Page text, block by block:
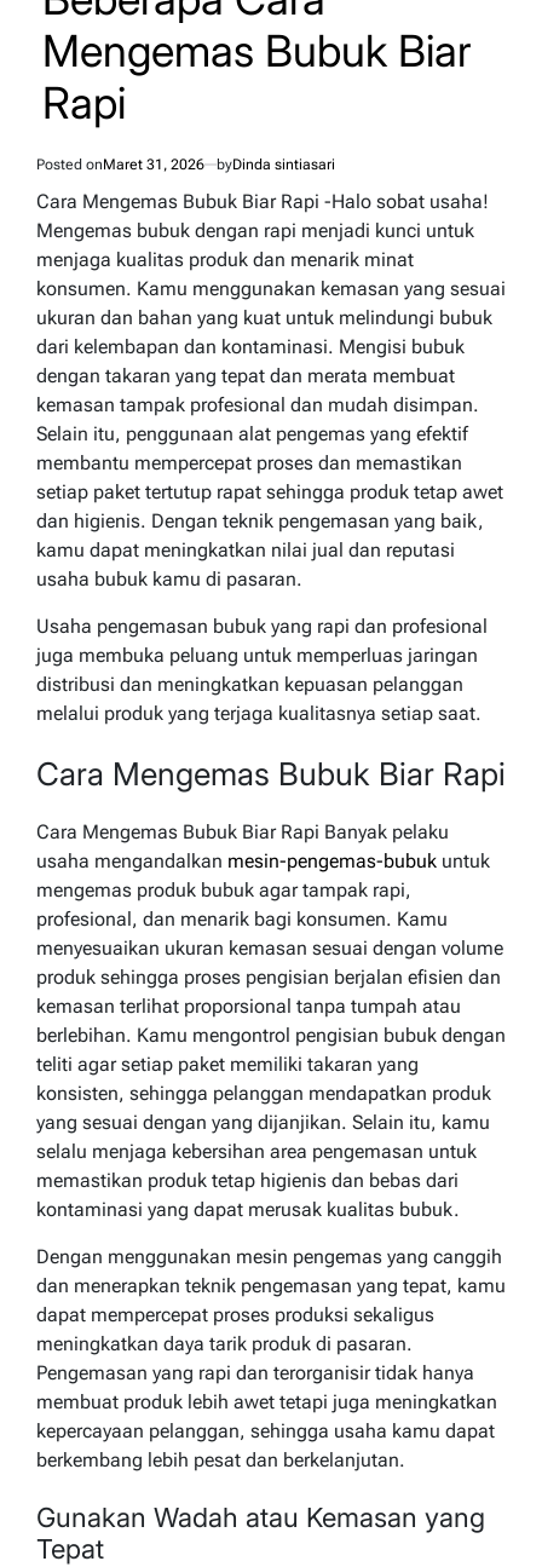
Mengemas Bubuk Biar
Rapi
Posted onMaret 31, 2026 byDinda sintiasari
Cara Mengemas Bubuk Biar Rapi -Halo sobat usaha!
Mengemas bubuk dengan rapi menjadi kunci untuk
menjaga kualitas produk dan menarik minat
konsumen. Kamu menggunakan kemasan yang sesuai
ukuran dan bahan yang kuat untuk melindungi bubuk
dari kelembapan dan kontaminasi. Mengisi bubuk
dengan takaran yang tepat dan merata membuat
kemasan tampak profesional dan mudah disimpan.
Selain itu, penggunaan alat pengemas yang efektif
membantu mempercepat proses dan memastikan
setiap paket tertutup rapat sehingga produk tetap awet
dan higienis. Dengan teknik pengemasan yang baik,
kamu dapat meningkatkan nilai jual dan reputasi
usaha bubuk kamu di pasaran.
Usaha pengemasan bubuk yang rapi dan profesional
juga membuka peluang untuk memperluas jaringan
distribusi dan meningkatkan kepuasan pelanggan
melalui produk yang terjaga kualitasnya setiap saat.
Cara Mengemas Bubuk Biar Rapi
Cara Mengemas Bubuk Biar Rapi Banyak pelaku
usaha mengandalkan mesin-pengemas-bubuk untuk
mengemas produk bubuk agar tampak rapi,
profesional, dan menarik bagi konsumen. Kamu
menyesuaikan ukuran kemasan sesuai dengan volume
produk sehingga proses pengisian berjalan efisien dan
kemasan terlihat proporsional tanpa tumpah atau
berlebihan. Kamu mengontrol pengisian bubuk dengan
teliti agar setiap paket memiliki takaran yang
konsisten, sehingga pelanggan mendapatkan produk
yang sesuai dengan yang dijanjikan. Selain itu, kamu
selalu menjaga kebersihan area pengemasan untuk
memastikan produk tetap higienis dan bebas dari
kontaminasi yang dapat merusak kualitas bubuk.
Dengan menggunakan mesin pengemas yang canggih
dan menerapkan teknik pengemasan yang tepat, kamu
dapat mempercepat proses produksi sekaligus
meningkatkan daya tarik produk di pasaran.
Pengemasan yang rapi dan terorganisir tidak hanya
membuat produk lebih awet tetapi juga meningkatkan
kepercayaan pelanggan, sehingga usaha kamu dapat
berkembang lebih pesat dan berkelanjutan.
Gunakan Wadah atau Kemasan yang
Tepat